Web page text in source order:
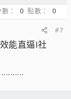
數 0 點數
0
#7
能直逼I社